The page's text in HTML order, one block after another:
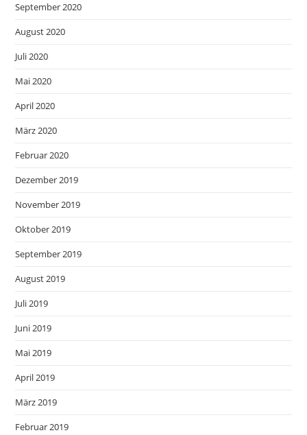
September 2020
August 2020
Juli 2020
Mai 2020
April 2020
März 2020
Februar 2020
Dezember 2019
November 2019
Oktober 2019
September 2019
August 2019
Juli 2019
Juni 2019
Mai 2019
April 2019
März 2019
Februar 2019